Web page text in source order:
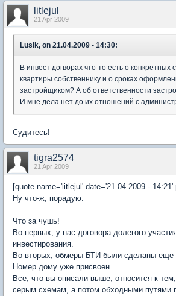
litlejul
21 Apr 2009
Lusik, on 21.04.2009 - 14:30:
В инвест догворах что-то есть о конкретных
квартиры собственнику и о сроках
застройщиком? А об ответственности
И мне дела нет до их отношений с
Судитесь!
tigra2574
21 Apr 2009
[quote name='litlejul' date='21.04.2009 - 14:21'
Ну что-ж, порадую:
Что за чушь!
Во первых, у нас договора долегого
инвестирования.
Во вторых, обмеры БТИ были сделаны еще
Номер дому уже присвоен.
Все, что вы описали выше, относится к
серым схемам, а потом обходными путями